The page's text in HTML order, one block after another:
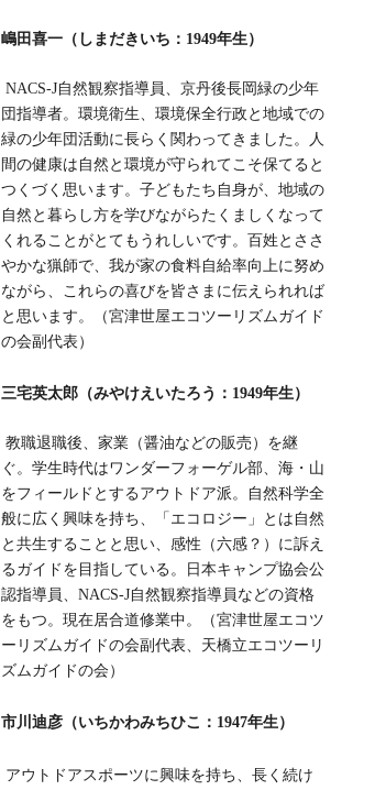
嶋田喜一（しまだきいち：1949年生）
NACS-J自然観察指導員、京丹後長岡緑の少年
団指導者。環境衛生、環境保全行政と地域での
緑の少年団活動に長らく関わってきました。人
間の健康は自然と環境が守られてこそ保てると
つくづく思います。子どもたち自身が、地域の
自然と暮らし方を学びながらたくましくなって
くれることがとてもうれしいです。百姓とささ
やかな猟師で、我が家の食料自給率向上に努め
ながら、これらの喜びを皆さまに伝えられれば
と思います。（宮津世屋エコツーリズムガイド
の会副代表）
三宅英太郎（みやけえいたろう：1949年生）
教職退職後、家業（醤油などの販売）を継
ぐ。学生時代はワンダーフォーゲル部、海・山
をフィールドとするアウトドア派。自然科学全
般に広く興味を持ち、「エコロジー」とは自然
と共生することと思い、感性（六感？）に訴え
るガイドを目指している。日本キャンプ協会公
認指導員、NACS-J自然観察指導員などの資格
をもつ。現在居合道修業中。（宮津世屋エコツ
ーリズムガイドの会副代表、天橋立エコツーリ
ズムガイドの会）
市川迪彦（いちかわみちひこ：1947年生）
アウトドアスポーツに興味を持ち、長く続け